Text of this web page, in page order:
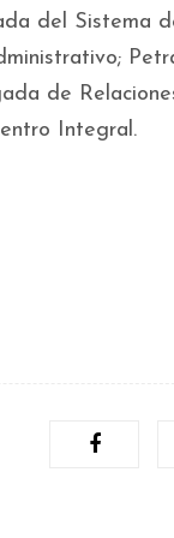
del Sistema
de
Integral.